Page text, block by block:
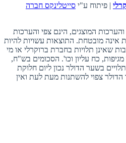
| פיתוח ע"י סייטלינקס חברה
המוצגים, הינם צפי והערכות
מובטחת. התוצאות עשויות להיות
שאינן תלויות בחברת ברוקרלי או מי
מגיפות, כח עליון וכו'. הסכומים בש"ח,
בשער הדולר נכון ליום חלוקת
צפוי להשתנות מעת לעת ואין